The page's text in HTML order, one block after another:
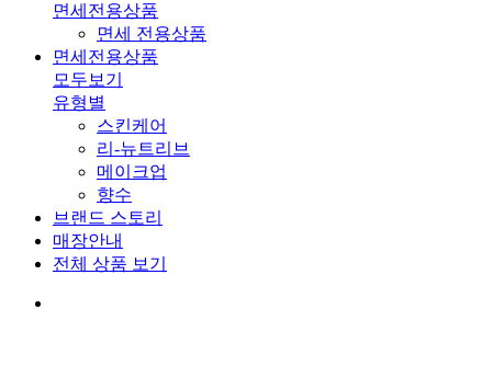
면세전용상품
면세 전용상품
면세전용상품
모두보기
유형별
스킨케어
리-뉴트리브
메이크업
향수
브랜드 스토리
매장안내
전체 상품 보기